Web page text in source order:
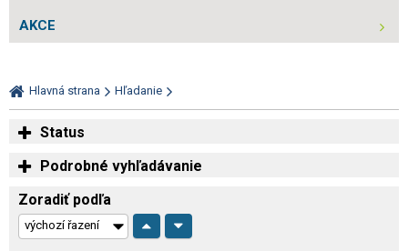
AKCE
Hlavná strana Hľadanie
Status
Podrobné vyhľadávanie
Zoradiť podľa